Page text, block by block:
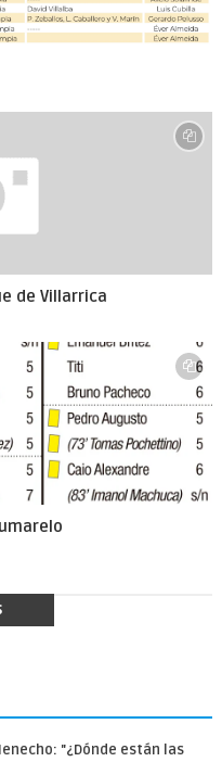
de Villarrica
"¿Dónde están las